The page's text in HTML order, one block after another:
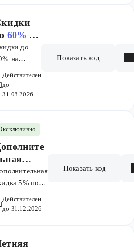
покупку во
странах
60% на
до
на
Действителен
до
31.08.2026
Показать код
5%
промокоду
5% по
Действителен
до 31.12.2026
Показать код